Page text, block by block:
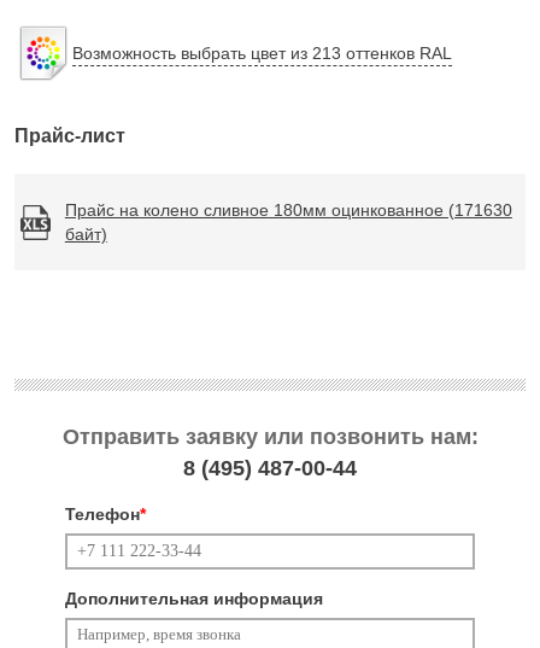
Возможность выбрать цвет из 213 оттенков RAL
Прайс-лист
Прайс на колено сливное 180мм оцинкованное (171630
байт)
Отправить заявку или позвонить нам:
8 (495) 487-00-44
Телефон*
Дополнительная информация